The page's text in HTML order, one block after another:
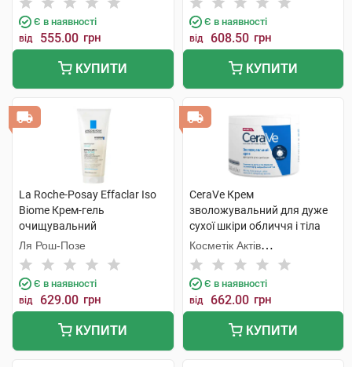
Є в наявності
від 555.00 грн
КУПИТИ
Є в наявності
від 608.50 грн
КУПИТИ
La Roche-Posay Effaclar Iso
Biome Крем-гель
очищувальний
заспокійливий для
зневодненої чутливої шкіри
обличчя та тіла 200 мл 1
туба
Ля Рош-Позе
Є в наявності
від 629.00 грн
КУПИТИ
CeraVe Крем
зволожувальний для дуже
сухої шкіри обличчя і тіла
340 г 1 банка
Косметік Актів
Інтернаціональ
Є в наявності
від 662.00 грн
КУПИТИ